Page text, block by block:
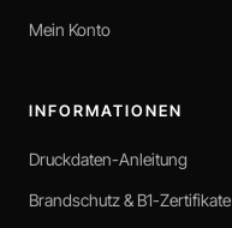
Mein Konto
INFORMATIONEN
Druckdaten-Anleitung
Brandschutz & B1-Zertifikate